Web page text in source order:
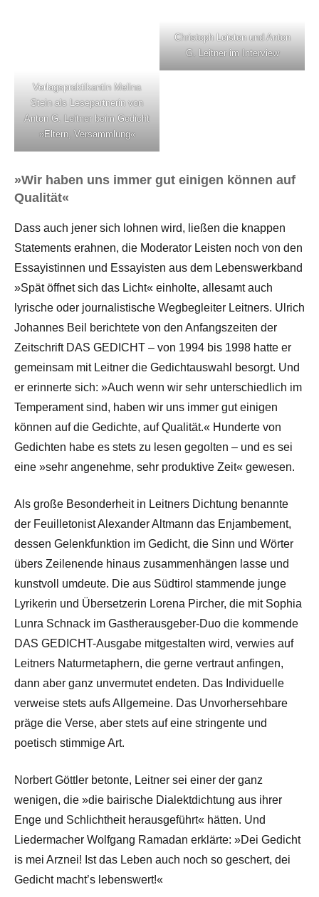
Christoph Leisten und Anton
G. Leitner im Interview
Verlagspraktikantin Melina
Stein als Lesepartnerin von
Anton G. Leitner beim Gedicht
»Eltern, Versammlung«
»Wir haben uns immer gut einigen können auf
Qualität«
Dass auch jener sich lohnen wird, ließen die knappen
Statements erahnen, die Moderator Leisten noch von den
Essayistinnen und Essayisten aus dem Lebenswerkband
»Spät öffnet sich das Licht« einholte, allesamt auch
lyrische oder journalistische Wegbegleiter Leitners. Ulrich
Johannes Beil berichtete von den Anfangszeiten der
Zeitschrift DAS GEDICHT – von 1994 bis 1998 hatte er
gemeinsam mit Leitner die Gedichtauswahl besorgt. Und
er erinnerte sich: »Auch wenn wir sehr unterschiedlich im
Temperament sind, haben wir uns immer gut einigen
können auf die Gedichte, auf Qualität.« Hunderte von
Gedichten habe es stets zu lesen gegolten – und es sei
eine »sehr angenehme, sehr produktive Zeit« gewesen.
Als große Besonderheit in Leitners Dichtung benannte
der Feuilletonist Alexander Altmann das Enjambement,
dessen Gelenkfunktion im Gedicht, die Sinn und Wörter
übers Zeilenende hinaus zusammenhängen lasse und
kunstvoll umdeute. Die aus Südtirol stammende junge
Lyrikerin und Übersetzerin Lorena Pircher, die mit Sophia
Lunra Schnack im Gastherausgeber-Duo die kommende
DAS GEDICHT-Ausgabe mitgestalten wird, verwies auf
Leitners Naturmetaphern, die gerne vertraut anfingen,
dann aber ganz unvermutet endeten. Das Individuelle
verweise stets aufs Allgemeine. Das Unvorhersehbare
präge die Verse, aber stets auf eine stringente und
poetisch stimmige Art.
Norbert Göttler betonte, Leitner sei einer der ganz
wenigen, die »die bairische Dialektdichtung aus ihrer
Enge und Schlichtheit herausgeführt« hätten. Und
Liedermacher Wolfgang Ramadan erklärte: »Dei Gedicht
is mei Arznei! Ist das Leben auch noch so geschert, dei
Gedicht macht’s lebenswert!«